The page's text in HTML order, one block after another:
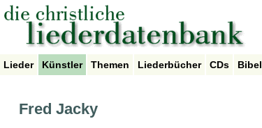
Lieder Künstler Themen Liederbücher CDs Bibel
Fred Jacky